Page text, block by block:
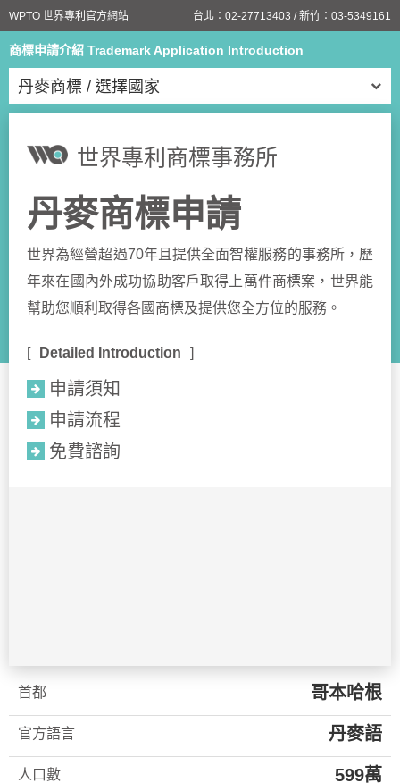
WPTO 世界專利官方網站 台北： 02-27713403 / 新竹： 03-5349161
商標申請介紹 Trademark Application Introduction
丹麥商標 / 選擇國家
世界專利商標事務所
丹麥商標申請
世界為經營超過70年且提供全面智權服務的事務所，歷
年來在國內外成功協助客戶取得上萬件商標案，世界能
幫助您順利取得各國商標及提供您全方位的服務。
Detailed Introduction
申請須知
申請流程
免費諮詢
哥本哈根
首都
丹麥語
官方語言
599萬
人口數